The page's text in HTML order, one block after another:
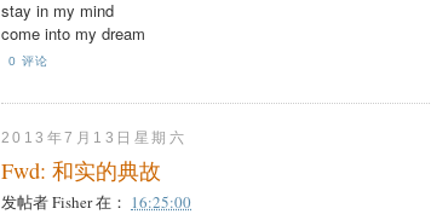
stay in my mind
come into my dream
0 评论
2013年7月13日星期六
Fwd: 和实的典故
发帖者Fisher在： 16:25:00